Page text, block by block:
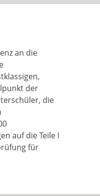
an die
der
die
auf die Teile I
für